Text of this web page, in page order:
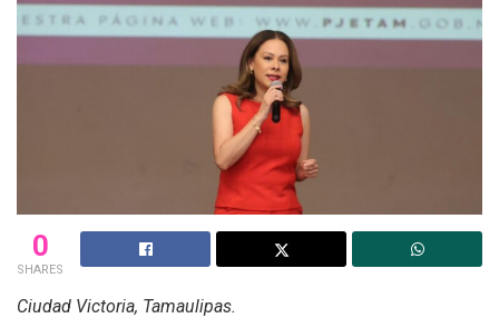
0
SHARES
Ciudad Victoria, Tamaulipas.